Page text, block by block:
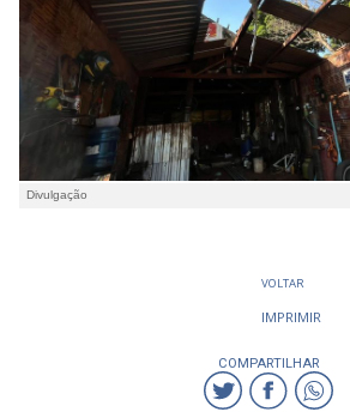
Divulgação
VOLTAR
IMPRIMIR
COMPARTILHAR